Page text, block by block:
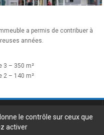
a permis de contribuer à
années.
3 – 350 m²
2 – 140 m²
44100 Nantes
le contrôle sur ceux que
activer